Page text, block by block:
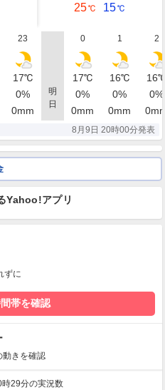
25℃ 15℃
23
明
日
0 1
2
17℃ 17℃ 16℃ 16
0% 0% 0% 0%
0mm 0mm 0mm 0
93% 94% 93
南西
2m/s
南南西
2m/s
南南西
1m/s
南南
1m/
8月9日 20時00分発表
Yahoo!アプリ
ずに
帯を確認
動きを確認
29分の実況数